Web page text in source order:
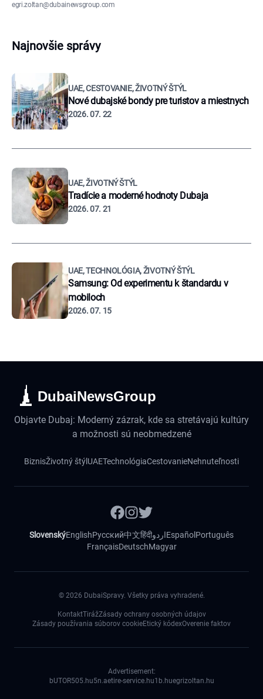
egri.zoltan@dubainewsgroup.com
Najnovšie správy
UAE, CESTOVANIE, ŽIVOTNÝ ŠTÝL
Nové dubajské bondy pre turistov a miestnych
2026. 07. 22
UAE, ŽIVOTNÝ ŠTÝL
Tradície a moderné hodnoty Dubaja
2026. 07. 21
UAE, TECHNOLÓGIA, ŽIVOTNÝ ŠTÝL
Samsung: Od experimentu k štandardu v
mobiloch
2026. 07. 15
DubaiNewsGroup
Objavte Dubaj: Moderný zázrak, kde sa stretávajú kultúry
a možnosti sú neobmedzené
BiznisŽivotný štýl UAETechnológiaCestovanieNehnuteľnosti
SlovenskýEnglishРусский中文हिंदीاردوEspañol Português
FrançaisDeutschMagyar
© 2026 DubaiSpravy. Všetky práva vyhradené.
KontaktTirážZásady ochrany osobných údajov
Zásady používania súborov cookieEtický kódexOverenie faktov
Advertisement:
bUTOR505.hu5n.aetire-service.hu1b.huegrizoltan.hu